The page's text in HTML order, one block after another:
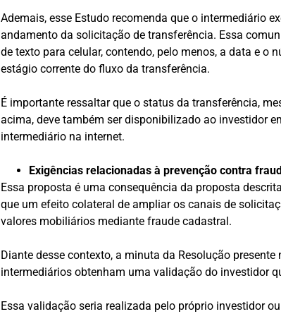
Ademais, esse Estudo recomenda que o intermediário
andamento da solicitação de transferência. Essa
de texto para celular, contendo, pelo menos, a data e o
estágio corrente do fluxo da transferência.
É importante ressaltar que o status da transferência,
acima, deve também ser disponibilizado ao investidor
intermediário na internet.
Exigências relacionadas à prevenção contra
Essa proposta é uma consequência da proposta
que um efeito colateral de ampliar os canais de
valores mobiliários mediante fraude cadastral.
Diante desse contexto, a minuta da Resolução
intermediários obtenham uma validação do investidor
Essa validação seria realizada pelo próprio investidor